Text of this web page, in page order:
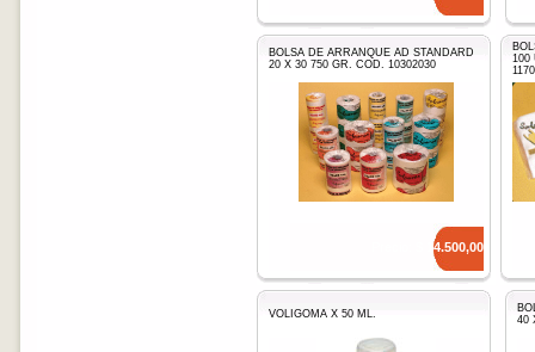
BOLSA DE ARRANQUE AD STANDARD
20 X 30 750 GR. COD. 10302030
14.500,00
100
VOLIGOMA X 50 ML.
40